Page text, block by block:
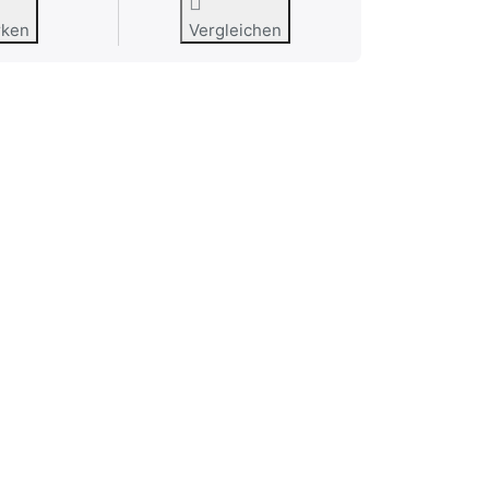
Vergleichen